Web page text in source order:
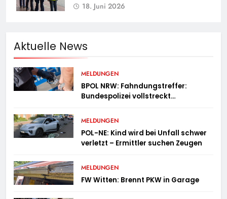
18. Juni 2026
Aktuelle News
MELDUNGEN
BPOL NRW: Fahndungstreffer:
Bundespolizei vollstreckt
MELDUNGEN
POL-NE: Kind wird bei Unfall schwer
verletzt – Ermittler suchen Zeugen
MELDUNGEN
FW Witten: Brennt PKW in Garage